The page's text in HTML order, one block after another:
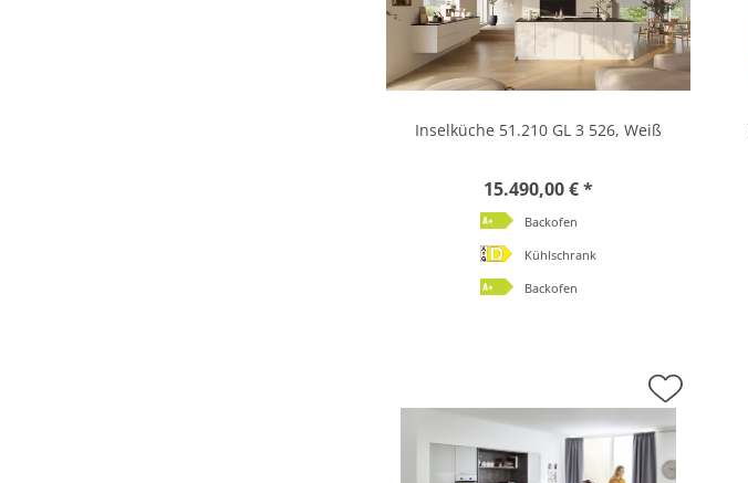
Inselküche 51.210 GL 3 526, Weiß
15.490,00 € *
Backofen
Kühlschrank
Backofen